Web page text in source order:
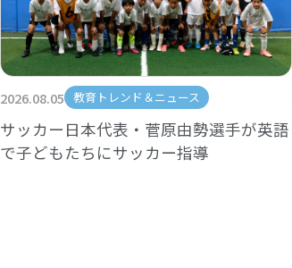
2026.08.05 教育トレンド＆ニュース
サッカー日本代表・菅原由勢選手が英語
で子どもたちにサッカー指導